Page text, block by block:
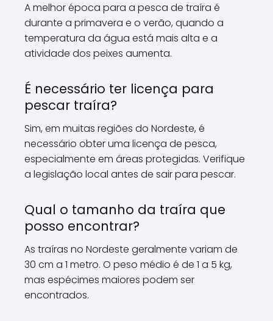
A melhor época para a pesca de traíra é
durante a primavera e o verão, quando a
temperatura da água está mais alta e a
atividade dos peixes aumenta.
É necessário ter licença para
pescar traíra?
Sim, em muitas regiões do Nordeste, é
necessário obter uma licença de pesca,
especialmente em áreas protegidas. Verifique
a legislação local antes de sair para pescar.
Qual o tamanho da traíra que
posso encontrar?
As traíras no Nordeste geralmente variam de
30 cm a 1 metro. O peso médio é de 1 a 5 kg,
mas espécimes maiores podem ser
encontrados.